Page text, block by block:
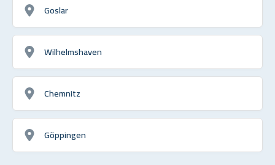
Goslar
Wilhelmshaven
Chemnitz
Göppingen